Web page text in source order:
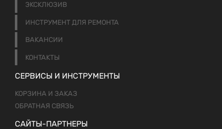
ЭКСКЛЮЗИВ
ИНСТРУМЕНТ ДЛЯ РЕМОНТА
ВАКАНСИИ
КОНТАКТЫ
СЕРВИСЫ И ИНСТРУМЕНТЫ
КОРЗИНА И ЗАКАЗ
ОБРАТНАЯ СВЯЗЬ
САЙТЫ-ПАРТНЕРЫ